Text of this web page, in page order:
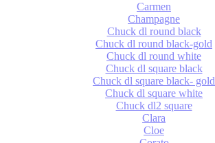
Carmen
Champagne
Chuck dl round black
Chuck dl round black-gold
Chuck dl round white
Chuck dl square black
Chuck dl square black- gold
Chuck dl square white
Chuck dl2 square
Clara
Cloe